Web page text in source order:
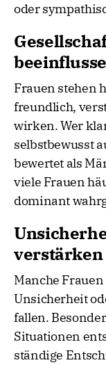
oder
Frauen stehen
freundlich,
wirken. Wer
selbstbewusst
bewertet als
viele Frauen
dominant
verstärken
Manche
Unsicherheit
fallen.
Situationen
ständige